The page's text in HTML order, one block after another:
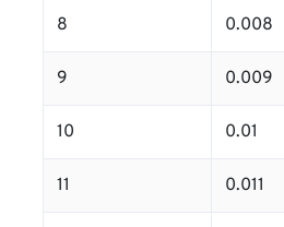
8 0.008
9 0.009
10 0.01
11 0.011